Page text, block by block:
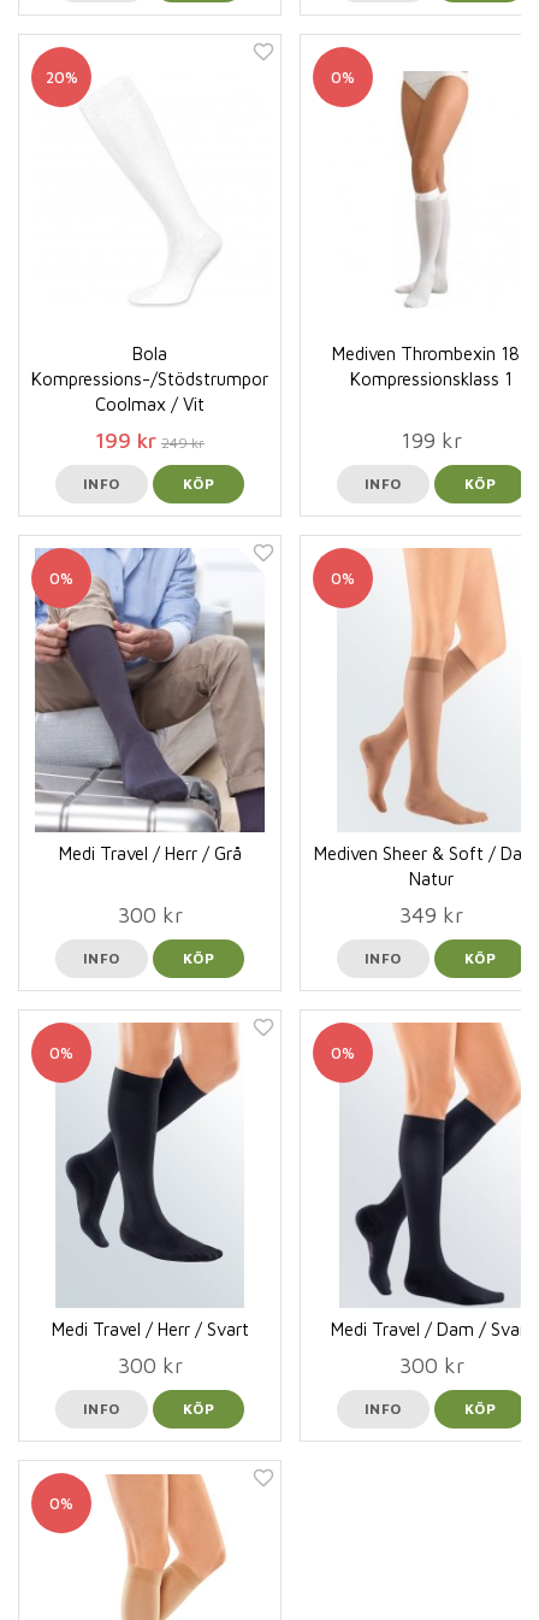
20%
Bola
Kompressions-/Stödstrumpor
Coolmax / Vit
199 kr 249 kr
INFO KÖP
0%
Mediven Thrombexin 18 /
Kompressionsklass 1
199 kr
INFO KÖP
0%
Medi Travel / Herr / Grå
300 kr
INFO KÖP
0%
Mediven Sheer & Soft /
Natur
349 kr
INFO KÖP
0%
Medi Travel / Herr / Svart
300 kr
INFO KÖP
0%
Medi Travel / Dam / Svart
300 kr
INFO KÖP
0%